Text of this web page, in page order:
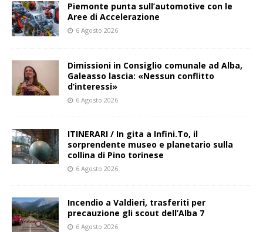
Piemonte punta sull’automotive con le
Aree di Accelerazione
6 Agosto 2026
Dimissioni in Consiglio comunale ad Alba,
Galeasso lascia: «Nessun conflitto
d’interessi»
6 Agosto 2026
ITINERARI / In gita a Infini.To, il
sorprendente museo e planetario sulla
collina di Pino torinese
6 Agosto 2026
Incendio a Valdieri, trasferiti per
precauzione gli scout dell’Alba 7
6 Agosto 2026